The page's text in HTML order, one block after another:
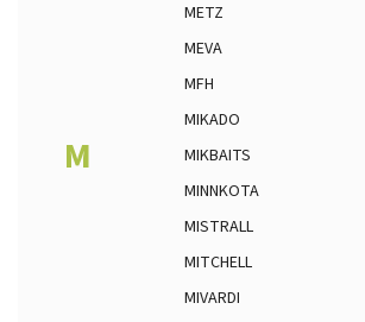
M
METZ
MEVA
MFH
MIKADO
MIKBAITS
MINNKOTA
MISTRALL
MITCHELL
MIVARDI